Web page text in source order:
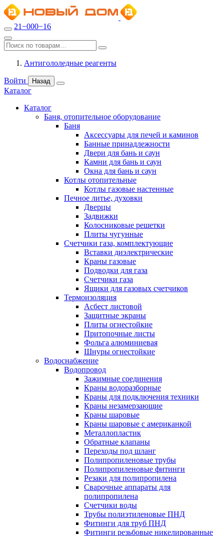
21−000−16
Антигололедные реагенты
Войти Назад
Каталог
Каталог
Баня, отопительное оборудование
Баня
Аксессуары для печей и каминов
Банные принадлежности
Двери для бань и саун
Камни для бань и саун
Окна для бань и саун
Котлы отопительные
Котлы газовые настенные
Печное литье, духовки
Дверцы
Задвижки
Колосниковые решетки
Плиты чугунные
Счетчики газа, комплектующие
Вставки диэлектрические
Краны газовые
Подводки для газа
Счетчики газа
Ящики для газовых счетчиков
Термоизоляция
Асбест листовой
Защитные экраны
Плиты огнестойкие
Притопочные листы
Фольга алюминиевая
Шнуры огнестойкие
Водоснабжение
Водопровод
Зажимные соединения
Краны водоразборные
Краны для подключения техники
Краны незамерзающие
Краны шаровые
Краны шаровые с американкой
Металлопластик
Обратные клапаны
Переходы под шланг
Полипропиленовые трубы
Полипропиленовые фитинги
Резаки для полипропилена
Сварочные аппараты для
полипропилена
Счетчики воды
Трубы полиэтиленовые ПНД
Фитинги для труб ПНД
Фитинги резьбовые никелированные